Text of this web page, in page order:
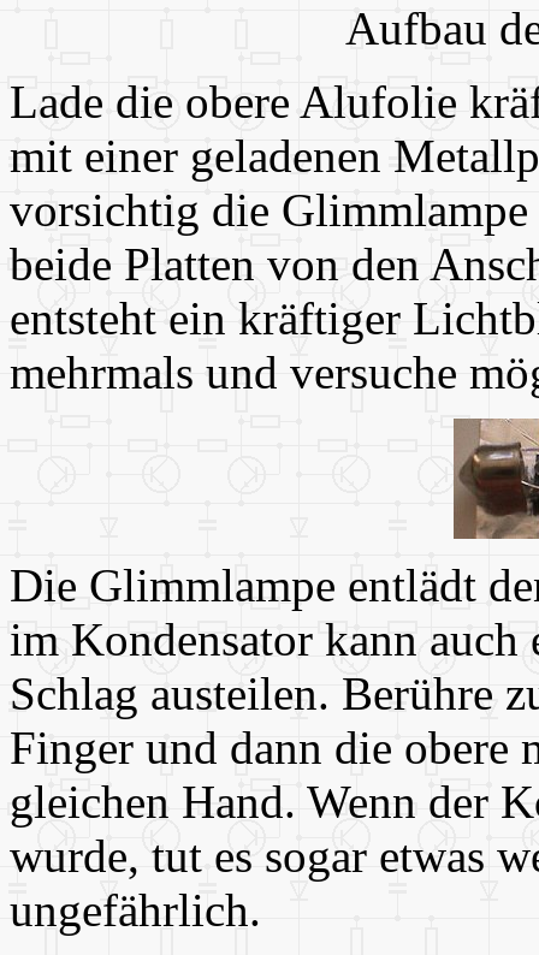
Aufbau
Lade die obere Alufolie
mit einer geladenen
vorsichtig die Glimmlampe
beide Platten von den
entsteht ein kräftiger
mehrmals und versuche
Die Glimmlampe entlädt
im Kondensator kann
Schlag austeilen. Berühre
Finger und dann die obere
gleichen Hand. Wenn der
wurde, tut es sogar etwas
ungefährlich.